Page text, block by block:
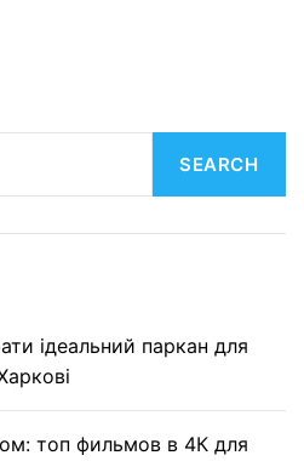
SEARCH
ідеальний паркан для
топ фильмов в 4К для